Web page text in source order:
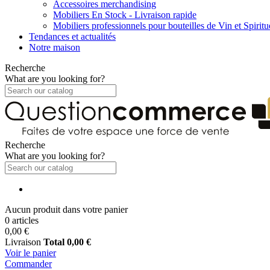
Accessoires merchandising
Mobiliers En Stock - Livraison rapide
Mobiliers professionnels pour bouteilles de Vin et
Tendances et actualités
Notre maison
Recherche
What are you looking for?
Recherche
What are you looking for?
Aucun produit dans votre panier
0 articles
0,00 €
Livraison Total 0,00 €
Voir le panier
Commander